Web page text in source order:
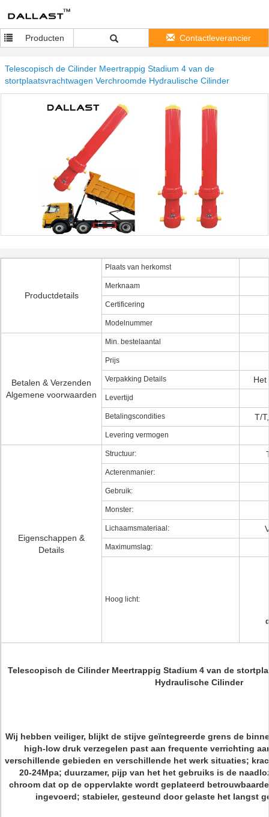
Producten Contactleverancier
Telescopisch de Cilinder Meertrappig Stadium 4 van de
stortplaatsvrachtwagen Verchroomde Hydraulische Cilinder
Productdetails
Plaats van herkomst
Merknaam
Certificering
Modelnummer
Betalen & Verzenden
Algemene voorwaarden
Min. bestelaantal
Prijs
Verpakking Details Het
Levertijd
Betalingscondities T/
Levering vermogen
Eigenschappen &
Details
Structuur:
Acterenmanier:
Gebruik:
Monster:
Lichaamsmateriaal:
Maximumslag:
Hoog licht:
Telescopisch de Cilinder Meertrappig Stadium 4 van de
Hydraulische Cilinder
Wij hebben veiliger, blijkt de stijve geïntegreerde grens de
high-low druk verzegelen past aan frequente verrichting
verschillende gebieden en verschillende het werk situaties;
20-24Mpa; duurzamer, pijp van het het gebruiks is de
chroom dat op de oppervlakte wordt geplateerd
ingevoerd; stabieler, gesteund door gelaste het langst